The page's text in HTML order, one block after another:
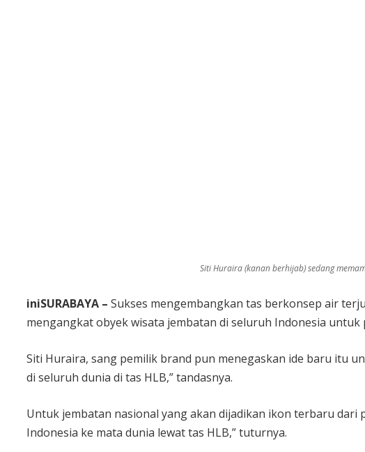
Siti Huraira (kanan berhijab) sedang
iniSURABAYA – Sukses mengembangkan tas berkonsep air
mengangkat obyek wisata jembatan di seluruh Indonesia untuk
Siti Huraira, sang pemilik brand pun menegaskan ide baru itu
di seluruh dunia di tas HLB,” tandasnya.
Untuk jembatan nasional yang akan dijadikan ikon terbaru dari
Indonesia ke mata dunia lewat tas HLB,” tuturnya.